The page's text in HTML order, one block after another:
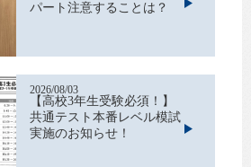
パート注意することは？
2026/08/03
【高校3年生受験必須！】
共通テスト本番レベル模試
実施のお知らせ！